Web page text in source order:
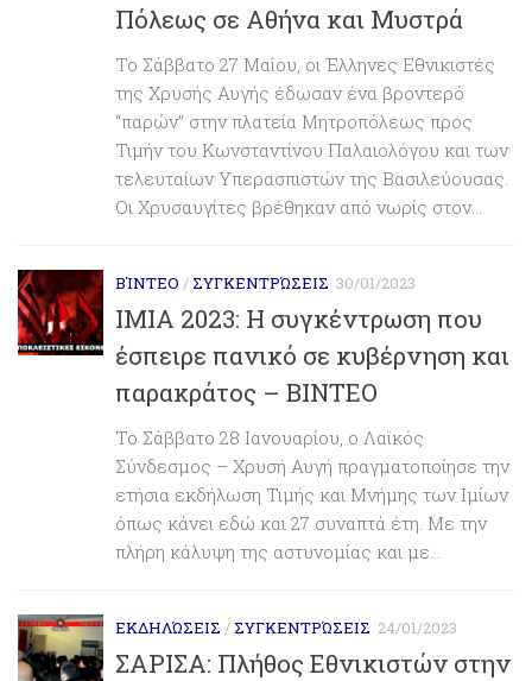
Πόλεως σε Αθήνα και Μυστρά
Το Σάββατο 27 Μαΐου, οι Έλληνες Εθνικιστές
της Χρυσής Αυγής έδωσαν ένα βροντερό
“παρών” στην πλατεία Μητροπόλεως προς
Τιμήν του Κωνσταντίνου Παλαιολόγου και των
τελευταίων Υπερασπιστών της Βασιλεύουσας.
Οι Χρυσαυγίτες βρέθηκαν από νωρίς στον...
ΒΊΝΤΕΟ / ΣΥΓΚΕΝΤΡΏΣΕΙΣ 30/01/2023
ΙΜΙΑ 2023: Η συγκέντρωση που
έσπειρε πανικό σε κυβέρνηση και
παρακράτος – ΒΙΝΤΕΟ
Το Σάββατο 28 Ιανουαρίου, ο Λαϊκός
Σύνδεσμος – Χρυσή Αυγή πραγματοποίησε την
ετήσια εκδήλωση Τιμής και Μνήμης των Ιμίων
όπως κάνει εδώ και 27 συναπτά έτη. Με την
πλήρη κάλυψη της αστυνομίας και με...
ΕΚΔΗΛΏΣΕΙΣ / ΣΥΓΚΕΝΤΡΏΣΕΙΣ 24/01/2023
ΣΑΡΙΣΑ: Πλήθος Εθνικιστών στην